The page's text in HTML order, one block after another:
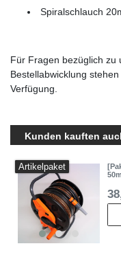
Spiralschlauch
Für Fragen bezüglich zu
Bestellabwicklung
Verfügung.
Kunden kauften
Artikelpaket